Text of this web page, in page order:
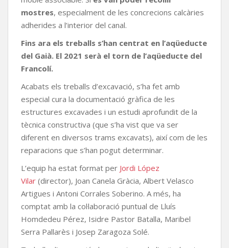
mostres, especialment de les concrecions calcàries
adherides a l’interior del canal.
Fins ara els treballs s’han centrat en l’aqüeducte
del Gaià. El 2021 serà el torn de l’aqüeducte del
Francolí.
Acabats els treballs d’excavació, s’ha fet amb
especial cura la documentació gràfica de les
estructures excavades i un estudi aprofundit de la
tècnica constructiva (que s’ha vist que va ser
diferent en diversos trams excavats), així com de les
reparacions que s’han pogut determinar.
L’equip ha estat format per Jordi López
Vilar (director), Joan Canela Gràcia, Albert Velasco
Artigues i Antoni Corrales Soberino. A més, ha
comptat amb la col·laboració puntual de Lluís
Homdedeu Pérez, Isidre Pastor Batalla, Maribel
Serra Pallarès i Josep Zaragoza Solé.